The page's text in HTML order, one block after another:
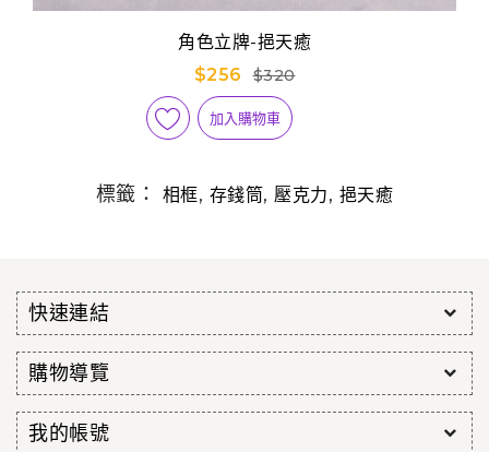
角色立牌-挹天癒
$256
$320
加入購物車
標籤： 相框, 存錢筒, 壓克力, 挹天癒
快速連結
購物導覽
我的帳號